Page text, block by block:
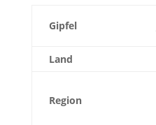
Gipfel
Land
Region